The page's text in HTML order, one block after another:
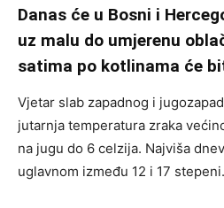
Danas će u Bosni i
uz malu do umjerenu
satima po kotlinama će
Vjetar slab zapadnog i
jutarnja temperatura zraka
na jugu do 6 celzija. Najviša
uglavnom između 12 i 17 stepeni.